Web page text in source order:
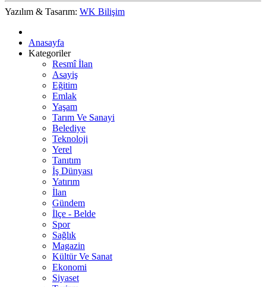
Yazılım & Tasarım: WK Bilişim
Anasayfa
Kategoriler
Resmî İlan
Asayiş
Eğitim
Emlak
Yaşam
Tarım Ve Sanayi
Belediye
Teknoloji
Yerel
Tanıtım
İş Dünyası
Yatırım
İlan
Gündem
İlçe - Belde
Spor
Sağlık
Magazin
Kültür Ve Sanat
Ekonomi
Siyaset